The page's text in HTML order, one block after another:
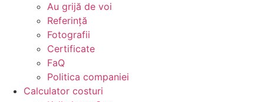
Au grijă de voi
Referinţă
Fotografii
Certificate
FaQ
Politica companiei
Calculator costuri